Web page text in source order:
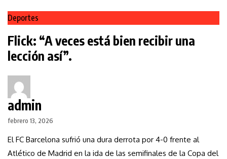
Deportes
Flick: “A veces está bien recibir una
lección así”.
admin
febrero 13, 2026
El FC Barcelona sufrió una dura derrota por 4-0 frente al
Atlético de Madrid en la ida de las semifinales de la Copa del